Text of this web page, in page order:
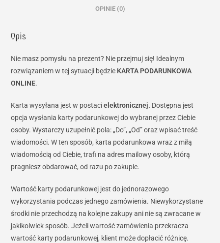
OPINIE (0)
Opis
Nie masz pomysłu na prezent? Nie przejmuj się! Idealnym
rozwiązaniem w tej sytuacji będzie KARTA PODARUNKOWA
ONLINE.
Karta wysyłana jest w postacielektronicznej. Dostępna jest
opcja wysłania karty podarunkowej do wybranej przez Ciebie
osoby. Wystarczy uzupełnić pola: „Do”, „Od” oraz wpisać treść
wiadomości. W ten sposób, karta podarunkowa wraz z miłą
wiadomością od Ciebie, trafi na adres mailowy osoby, którą
pragniesz obdarować, od razu po zakupie.
Wartość karty podarunkowej jest do jednorazowego
wykorzystania podczas jednego zamówienia. Niewykorzystane
środki nie przechodzą na kolejne zakupy ani nie są zwracane w
jakikolwiek sposób. Jeżeli wartość zamówienia przekracza
wartość karty podarunkowej, klient może dopłacić różnicę.